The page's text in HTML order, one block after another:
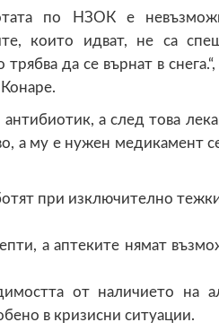
по НЗОК е
които идват, не са
да се върнат в
а след това
а му е нужен медикамент
при изключително
а аптеките нямат
от наличието на
в кризисни ситуации.